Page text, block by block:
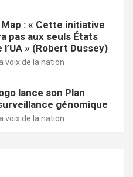
: « Cette initiative
pas aux seuls États
» (Robert Dussey)
La voix de la nation
lance son Plan
génomique
La voix de la nation